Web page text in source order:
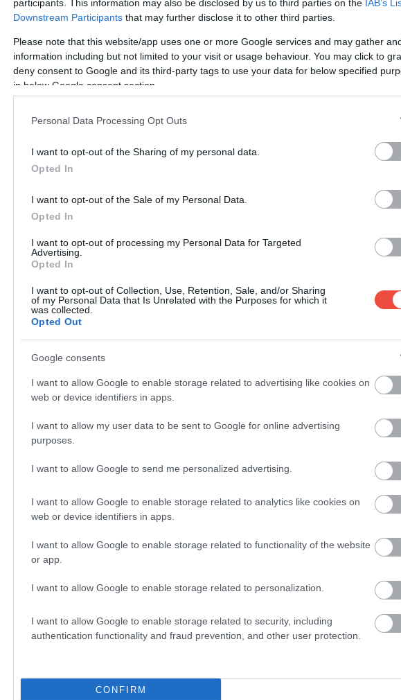
participants. This information may also be disclosed by us to third parties on the IAB’s
Downstream Participants that may further disclose it to other third parties.
Please note that this website/app uses one or more Google services and may gather
information including but not limited to your visit or usage behaviour. You may click to
deny consent to Google and its third-party tags to use your data for below specified
in below Google consent section.
Personal Data Processing Opt Outs
I want to opt-out of the Sharing of my personal data.
Opted In
I want to opt-out of the Sale of my Personal Data.
Opted In
I want to opt-out of processing my Personal Data for Targeted
Advertising.
Opted In
I want to opt-out of Collection, Use, Retention, Sale, and/or Sharing
of my Personal Data that Is Unrelated with the Purposes for which it
was collected.
Opted Out
Google consents
I want to allow Google to enable storage related to advertising like cookies on
web or device identifiers in apps.
I want to allow my user data to be sent to Google for online advertising
purposes.
I want to allow Google to send me personalized advertising.
I want to allow Google to enable storage related to analytics like cookies on
web or device identifiers in apps.
I want to allow Google to enable storage related to functionality of the website
or app.
I want to allow Google to enable storage related to personalization.
I want to allow Google to enable storage related to security, including
authentication functionality and fraud prevention, and other user protection.
CONFIRM
miatt utazott a városba, 13 ezren diákok, nagyjából
miatt látogattak el.
ahol már májusban is remek az idő
kivétel nélkül regisztrálniuk kellezen a felületen, ahol a fizetést
kell majd bemutatniuk az illetékes hatóság képviselőinek. A
Ugyanott jegyváltó automatákat is felállítottak.
óra közötta városban tartózkodóknak kell megfizetniük,
jönne Velencébe, annak nem szükséges megfizetnie az